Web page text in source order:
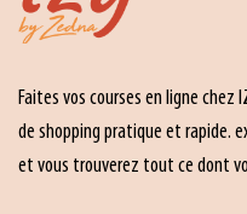
Faites vos courses en ligne chez
de shopping pratique et rapide.
et vous trouverez tout ce dont